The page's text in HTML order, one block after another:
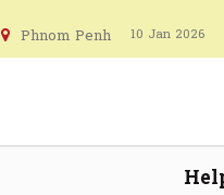
Phnom Penh 10 Jan 2026